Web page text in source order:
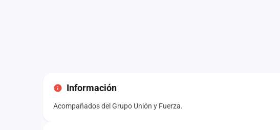
Información
Acompañados del Grupo Unión y Fuerza.